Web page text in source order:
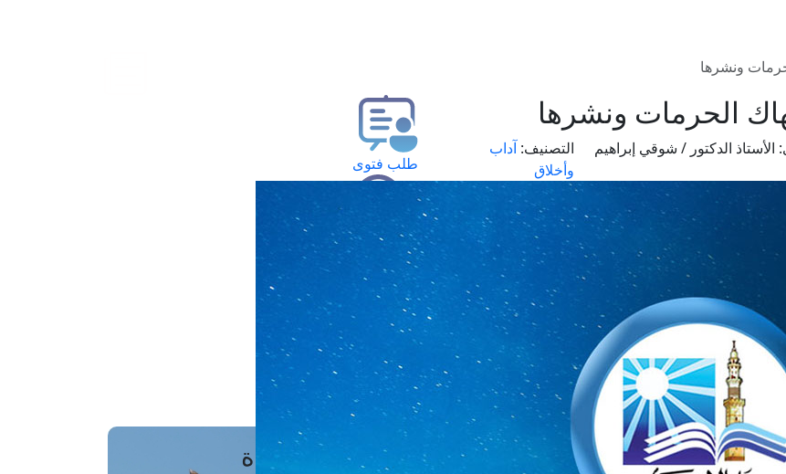
ونشرها
الحرمات ونشرها
الأستاذ الدكتور / شوقي إبراهيم
التصنيف: آداب
وأخلاق
طلب فتوى
استعلام عن فتوى
حجز موعد
الفتوى الهاتفية
مَواقِيتُ الصَّـــلاة